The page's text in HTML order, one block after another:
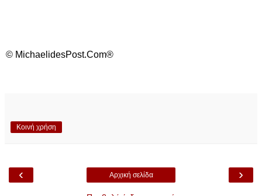
© MichaelidesPost.Com®
Κοινή χρήση
‹ ›
Αρχική σελίδα